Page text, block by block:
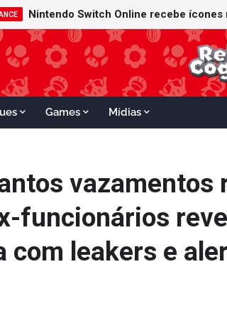
Nintendo Switch Online recebe ícones
Games Mídias
vazamentos
funcionários
com leakers e